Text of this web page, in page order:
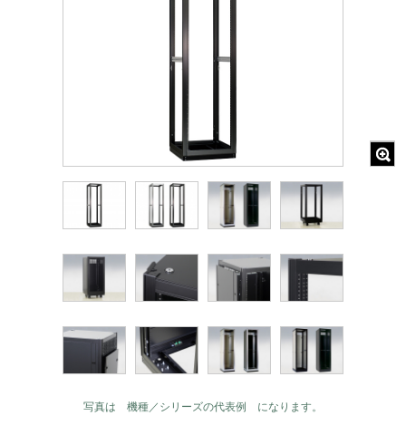
写真は 機種／シリーズの代表例 になります。